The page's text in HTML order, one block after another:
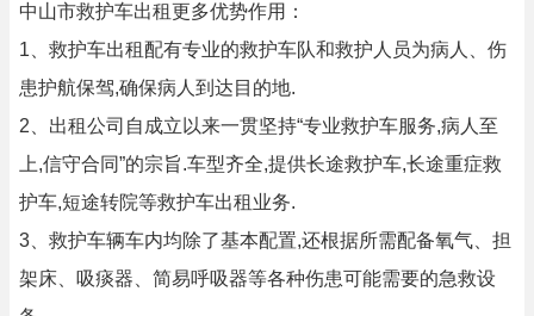
中山市救护车出租更多优势作用：
1、救护车出租配有专业的救护车队和救护人员为病人、伤
患护航保驾,确保病人到达目的地.
2、出租公司自成立以来一贯坚持“专业救护车服务,病人至
上,信守合同”的宗旨.车型齐全,提供长途救护车,长途重症救
护车,短途转院等救护车出租业务.
3、救护车辆车内均除了基本配置,还根据所需配备氧气、担
架床、吸痰器、简易呼吸器等各种伤患可能需要的急救设